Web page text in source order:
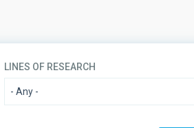
LINES OF RESEARCH